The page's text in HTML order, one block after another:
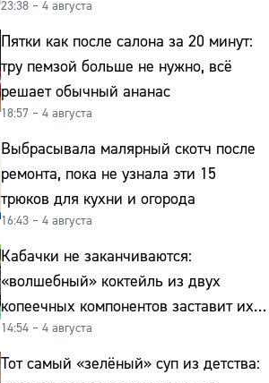
превращает свежие продукты
в бактериальную бомбу
23:38 – 4 августа
Пятки как после салона за 20 минут:
тру пемзой больше не нужно, всё
решает обычный ананас
18:57 – 4 августа
Выбрасывала малярный скотч после
ремонта, пока не узнала эти 15
трюков для кухни и огорода
16:43 – 4 августа
Кабачки не заканчиваются:
«волшебный» коктейль из двух
копеечных компонентов заставит их
плодоносить до самых заморозков
14:54 – 4 августа
Тот самый «зелёный» суп из детства: